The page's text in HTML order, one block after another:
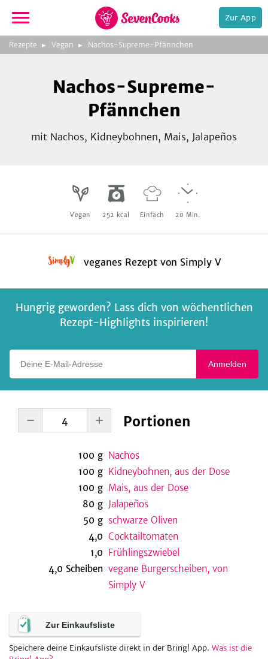
zur
Startseite
Zur App
Rezepte Vegan Nachos-Supreme-Pfännchen
Bild
3
zeigen
Nachos-Supreme-
Pfännchen
mit Nachos, Kidneybohnen, Mais, Jalapeños
Vegan 252 kcal Einfach 20 Min.
veganes Rezept von Simply V
Hungrig geworden? Lass dich von wöchentlichen
Rezept-Highlights inspirieren!
Anmelden
Portionen
100 g Nachos
100 g Kidneybohnen, aus der Dose
100 g Mais, aus der Dose
80 g Jalapeños
50 g schwarze Oliven
4,0 Cocktailtomaten
1,0 Frühlingszwiebel
4,0 Scheiben vegane Burgerscheiben, von
Simply V
Zur Einkaufsliste
Speichere deine Einkaufsliste direkt in der Bring! App. Was ist die